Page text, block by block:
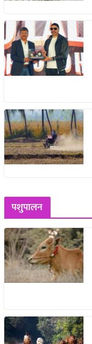
पशुपालन